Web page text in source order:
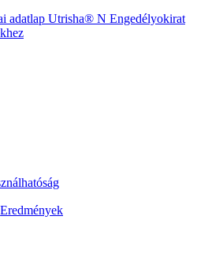
adatlap Utrisha® N Engedélyokirat
Eredmények